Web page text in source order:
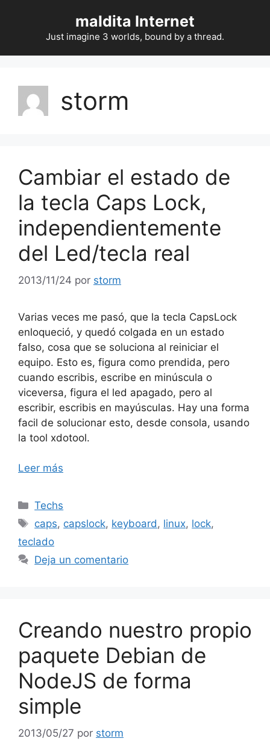
contenido
maldita Internet
Just imagine 3 worlds, bound by a thread.
storm
Cambiar el estado de
la tecla Caps Lock,
independientemente
del Led/tecla real
2013/11/24 por storm
Varias veces me pasó, que la tecla CapsLock
enloqueció, y quedó colgada en un estado
falso, cosa que se soluciona al reiniciar el
equipo. Esto es, figura como prendida, pero
cuando escribis, escribe en minúscula o
viceversa, figura el led apagado, pero al
escribir, escribis en mayúsculas. Hay una forma
facil de solucionar esto, desde consola, usando
la tool xdotool.
Leer más
Categorías
Techs
Etiquetas
caps, capslock, keyboard, linux, lock,
teclado
Deja un comentario
Creando nuestro propio
paquete Debian de
NodeJS de forma
simple
2013/05/27 por storm